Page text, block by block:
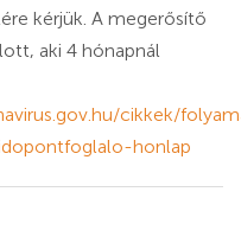
kérjük. A megerősítő
aki 4 hónapnál
cikkek/
honlap